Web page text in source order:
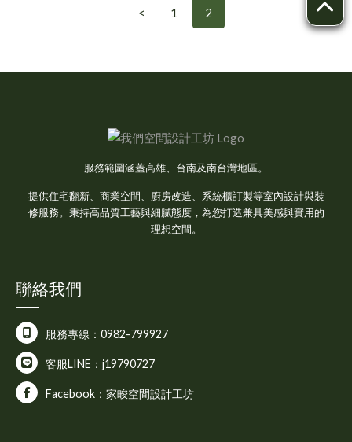
< 1 2
服務範圍涵蓋高雄、台南及南台灣地區。
提供住宅翻新、商業空間、廚房改造、系統櫃訂製等室內設計與裝
修服務。秉持高品質工藝與細膩態度，為您打造兼具美感與實用的
理想空間。
聯絡我們
服務專線：0982-799927
客服LINE：j19790727
Facebook：家畯空間設計工坊